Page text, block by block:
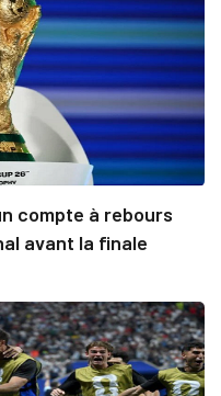
compte à rebours
avant la finale